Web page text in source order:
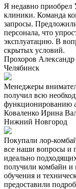
Я недавно приобрел
клиники. Команда
запросы.
персонала, что
эксплуатацию. В
скрытых условий.
Прохоров
Челябинск
Менеджеры
получил всю
функционированию
Коваленко Ирина
Нижний Новгород
Покупали лор-
все наши вопросы и
идеально
получили комбайн и
обучения и
предоставили